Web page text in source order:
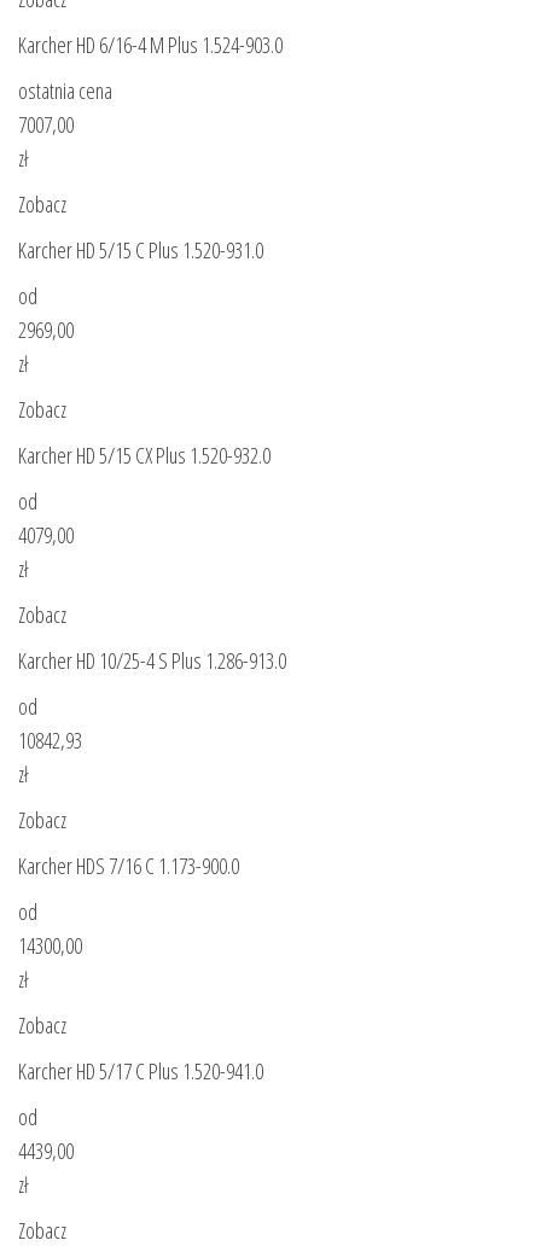
Karcher HD 6/16-4 M Plus 1.524-903.0
ostatnia cena
7007,00
zł
Zobacz
Karcher HD 5/15 C Plus 1.520-931.0
od
2969,00
zł
Zobacz
Karcher HD 5/15 CX Plus 1.520-932.0
od
4079,00
zł
Zobacz
Karcher HD 10/25-4 S Plus 1.286-913.0
od
10842,93
zł
Zobacz
Karcher HDS 7/16 C 1.173-900.0
od
14300,00
zł
Zobacz
Karcher HD 5/17 C Plus 1.520-941.0
od
4439,00
zł
Zobacz